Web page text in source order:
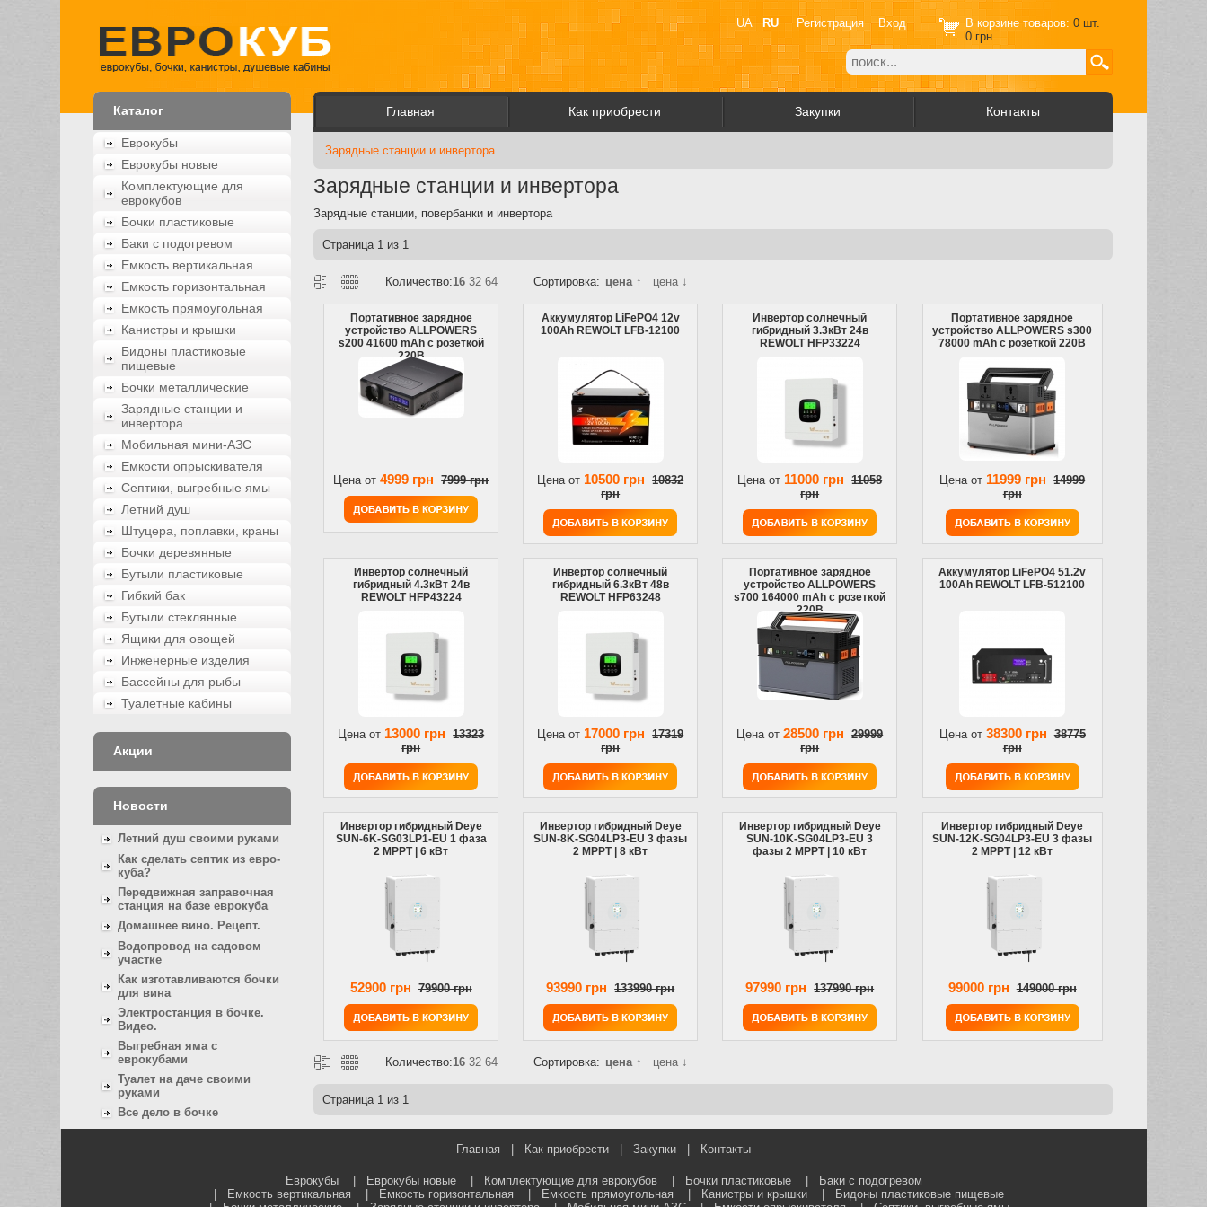
UA RU Регистрация Вход В корзине товаров:0 шт.
0 грн.
Каталог Главная Как приобрести Закупки Контакты
Еврокубы
Еврокубы новые
Комплектующие для
еврокубов
Бочки пластиковые
Баки с подогревом
Емкость вертикальная
Емкость горизонтальная
Емкость прямоугольная
Канистры и крышки
Бидоны пластиковые
пищевые
Бочки металлические
Зарядные станции и
инвертора
Мобильная мини-АЗС
Емкости опрыскивателя
Септики, выгребные ямы
Летний душ
Штуцера, поплавки, краны
Бочки деревянные
Бутыли пластиковые
Гибкий бак
Бутыли стеклянные
Ящики для овощей
Инженерные изделия
Бассейны для рыбы
Туалетные кабины
Акции
Новости
Летний душ своими руками
Как сделать септик из евро-
куба?
Передвижная заправочная
станция на базе еврокуба
Домашнее вино. Рецепт.
Водопровод на садовом
участке
Как изготавливаются бочки
для вина
Электростанция в бочке.
Видео.
Выгребная яма с
еврокубами
Туалет на даче своими
руками
Все дело в бочке
Зарядные станции и инвертора
Зарядные станции и инвертора
Зарядные станции, повербанки и инвертора
Страница 1 из 1
Количество:16 32 64 Сортировка: цена ↑ цена ↓
Портативное зарядное
устройство ALLPOWERS
s200 41600 mAh с розеткой
220В
Цена от4999 грн 7999 грн
Аккумулятор LiFePO4 12v
100Ah REWOLT LFB-12100
Цена от 10500 грн
10832
грн
Инвертор солнечный
гибридный 3.3кВт 24в
REWOLT HFP33224
Цена от 11000 грн
11058
грн
Портативное зарядное
устройство ALLPOWERS s300
78000 mAh с розеткой 220В
Цена от 11999 грн
14999
грн
Инвертор солнечный
гибридный 4.3кВт 24в
REWOLT HFP43224
Цена от 13000 грн
13323
грн
Инвертор солнечный
гибридный 6.3кВт 48в
REWOLT HFP63248
Цена от 17000 грн
17319
грн
Портативное зарядное
устройство ALLPOWERS
s700 164000 mAh с розеткой
220В
Цена от28500 грн
29999
грн
Аккумулятор LiFePO4 51.2v
100Ah REWOLT LFB-512100
Цена от 38300 грн 38775
грн
Инвертор гибридный Deye
SUN-6K-SG03LP1-EU 1 фаза
2 MPPT | 6 кВт
52900 грн 79900 грн
Инвертор гибридный Deye
SUN-8K-SG04LP3-EU 3 фазы
2 MPPT | 8 кВт
93990 грн 133990 грн
Инвертор гибридный Deye
SUN-10K-SG04LP3-EU 3
фазы 2 MPPT | 10 кВт
97990 грн 137990 грн
Инвертор гибридный Deye
SUN-12K-SG04LP3-EU 3 фазы
2 MPPT | 12 кВт
99000 грн 149000 грн
Количество:16 32 64 Сортировка: цена ↑ цена ↓
Страница 1 из 1
Главная Как приобрести Закупки Контакты
Еврокубы| Еврокубы новые| Комплектующие для еврокубов| Бочки пластиковые|
Баки с подогревом
Емкость вертикальная Емкость горизонтальная Емкость прямоугольная Канистры и крышки
Бидоны пластиковые пищевые